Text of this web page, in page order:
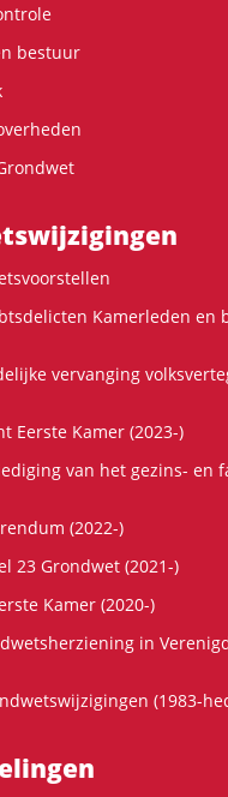
bestuur
Kamerleden en
vervanging
Eerste Kamer (2023-)
van het gezins- en
(2022-)
23 Grondwet (2021-)
Kamer (2020-)
in
(1983-